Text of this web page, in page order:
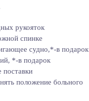
рукояток
спинке
судно,*-в подарок
*-в подарок
поставки
положение больного